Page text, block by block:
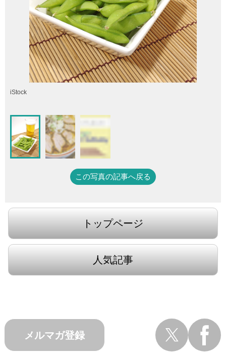
iStock
この写真の記事へ戻る
トップページ
人気記事
メルマガ登録